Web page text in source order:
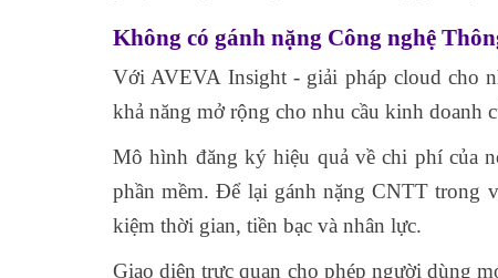
Không có gánh nặng Công nghệ
Với AVEVA Insight - giải pháp cloud cho
khả năng mở rộng cho nhu cầu kinh doanh
Mô hình đăng ký hiệu quả về chi phí của
phần mềm. Để lại gánh nặng CNTT trong
kiệm thời gian, tiền bạc và nhân lực.
Giao diện trực quan cho phép người dùng